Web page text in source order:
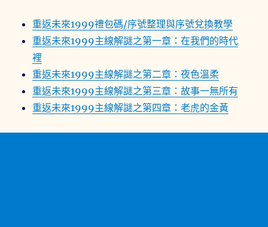
重返未來1999禮包碼/序號整理與序號兌換教學
重返未來1999主線解謎之第一章：在我們的時代
裡
重返未來1999主線解謎之第二章：夜色溫柔
重返未來1999主線解謎之第三章：故事一無所有
重返未來1999主線解謎之第四章：老虎的金黃